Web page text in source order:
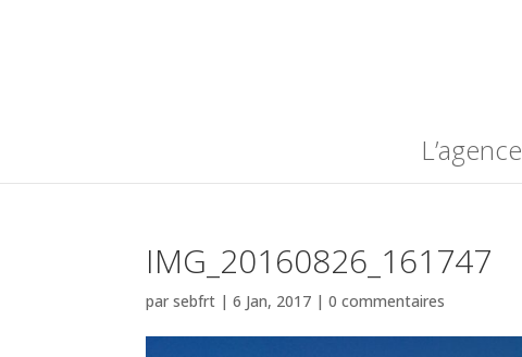
L’agence
IMG_20160826_161747
parsebfrt |6 Jan, 2017 |0 commentaires